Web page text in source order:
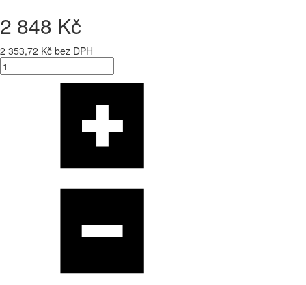
2 848 Kč
2 353,72 Kč bez DPH